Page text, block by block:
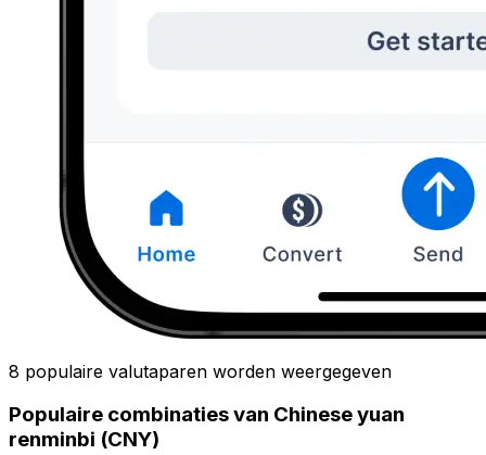
8 populaire valutaparen worden weergegeven
Populaire combinaties van Chinese yuan
renminbi (CNY)